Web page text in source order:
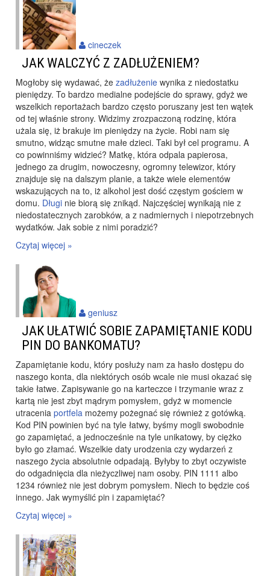
JAK WALCZYĆ Z ZADŁUŻENIEM?
Mogłoby się wydawać, że zadłużenie wynika z niedostatku
pieniędzy. To bardzo medialne podejście do sprawy, gdyż we
wszelkich reportażach bardzo często poruszany jest ten wątek
od tej właśnie strony. Widzimy zrozpaczoną rodzinę, która
użala się, iż brakuje im pieniędzy na życie. Robi nam się
smutno, widząc smutne małe dzieci. Taki był cel programu. A
co powinniśmy widzieć? Matkę, która odpala papierosa,
jednego za drugim, nowoczesny, ogromny telewizor, który
znajduje się na dalszym planie, a także wiele elementów
wskazujących na to, iż alkohol jest dość częstym gościem w
domu. Długi nie biorą się znikąd. Najczęściej wynikają nie z
niedostatecznych zarobków, a z nadmiernych i niepotrzebnych
wydatków. Jak sobie z nimi poradzić?
Czytaj więcej »
cineczek
JAK UŁATWIĆ SOBIE ZAPAMIĘTANIE KODU
PIN DO BANKOMATU?
Zapamiętanie kodu, który posłuży nam za hasło dostępu do
naszego konta, dla niektórych osób wcale nie musi okazać się
takie łatwe. Zapisywanie go na karteczce i trzymanie wraz z
kartą nie jest zbyt mądrym pomysłem, gdyż w momencie
utracenia portfela możemy pożegnać się również z gotówką.
Kod PIN powinien być na tyle łatwy, byśmy mogli swobodnie
go zapamiętać, a jednocześnie na tyle unikatowy, by ciężko
było go złamać. Wszelkie daty urodzenia czy wydarzeń z
naszego życia absolutnie odpadają. Byłyby to zbyt oczywiste
do odgadnięcia dla nieżyczliwej nam osoby. PIN 1111 albo
1234 również nie jest dobrym pomysłem. Niech to będzie coś
innego. Jak wymyślić pin i zapamiętać?
Czytaj więcej »
geniusz